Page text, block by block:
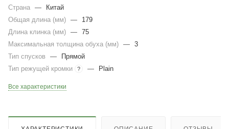
Страна —
Китай
Общая длина (мм) —
179
Длина клинка (мм) — 75
Максимальная толщина обуха (мм) — 3
Тип спусков
—
Прямой
Тип режущей кромки
? — Plain
Все характеристики